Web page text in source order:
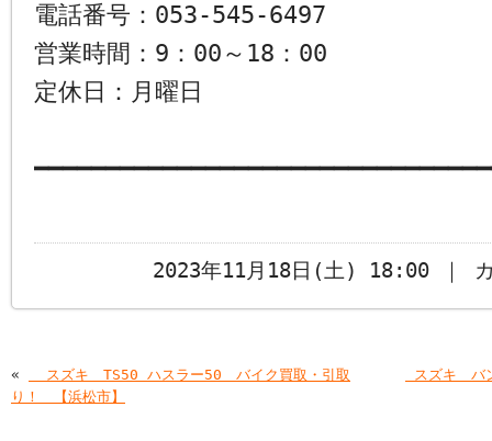
電話番号：053-545-6497
営業時間：9：00～18：00
定休日：月曜日
2023年11月18日(土) 18:00 ｜ カ
«
￼￼スズキ TS50 ハスラー50 バイク買取・引取
り！ 【浜松市】
￼スズキ